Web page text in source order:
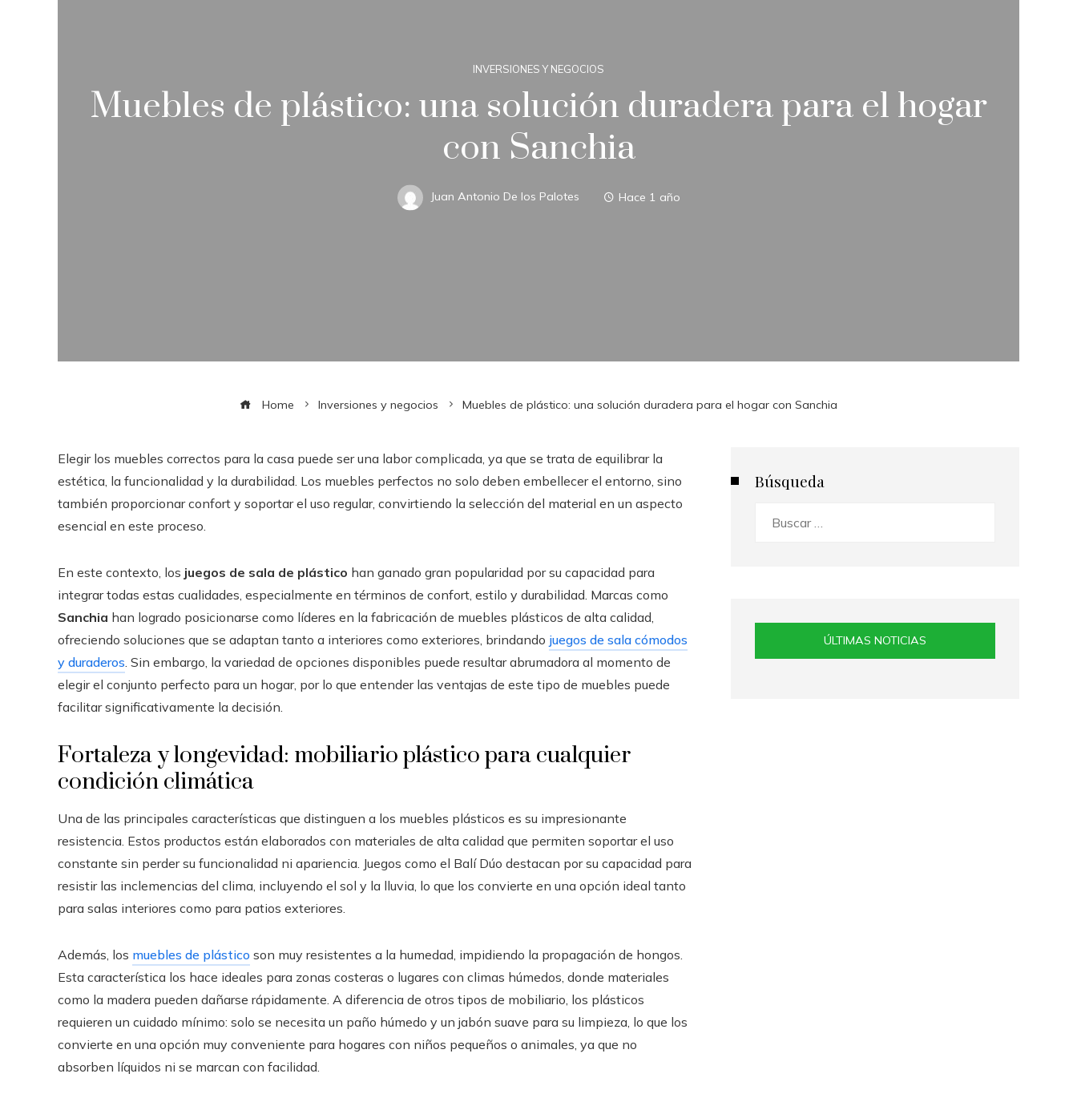
INVERSIONES Y NEGOCIOS
Muebles de plástico: una solución duradera para el hogar
con Sanchia
Juan Antonio De los Palotes Hace 1 año
Home Inversiones y negocios Muebles de plástico: una solución duradera para el hogar con Sanchia
Elegir los muebles correctos para la casa puede ser una labor complicada, ya que se trata de equilibrar la
estética, la funcionalidad y la durabilidad. Los muebles perfectos no solo deben embellecer el entorno, sino
también proporcionar confort y soportar el uso regular, convirtiendo la selección del material en un aspecto
esencial en este proceso.
En este contexto, los juegos de sala de plástico han ganado gran popularidad por su capacidad para
integrar todas estas cualidades, especialmente en términos de confort, estilo y durabilidad. Marcas como
Sanchia han logrado posicionarse como líderes en la fabricación de muebles plásticos de alta calidad,
ofreciendo soluciones que se adaptan tanto a interiores como exteriores, brindando juegos de sala cómodos
y duraderos. Sin embargo, la variedad de opciones disponibles puede resultar abrumadora al momento de
elegir el conjunto perfecto para un hogar, por lo que entender las ventajas de este tipo de muebles puede
facilitar significativamente la decisión.
Fortaleza y longevidad: mobiliario plástico para cualquier
condición climática
Una de las principales características que distinguen a los muebles plásticos es su impresionante
resistencia. Estos productos están elaborados con materiales de alta calidad que permiten soportar el uso
constante sin perder su funcionalidad ni apariencia. Juegos como el Balí Dúo destacan por su capacidad para
resistir las inclemencias del clima, incluyendo el sol y la lluvia, lo que los convierte en una opción ideal tanto
para salas interiores como para patios exteriores.
Además, los muebles de plástico son muy resistentes a la humedad, impidiendo la propagación de hongos.
Esta característica los hace ideales para zonas costeras o lugares con climas húmedos, donde materiales
como la madera pueden dañarse rápidamente. A diferencia de otros tipos de mobiliario, los plásticos
requieren un cuidado mínimo: solo se necesita un paño húmedo y un jabón suave para su limpieza, lo que los
convierte en una opción muy conveniente para hogares con niños pequeños o animales, ya que no
absorben líquidos ni se marcan con facilidad.
Búsqueda
ÚLTIMAS NOTICIAS